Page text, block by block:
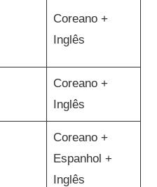
Coreano +
Inglês
Coreano +
Inglês
Coreano +
Espanhol +
Inglês